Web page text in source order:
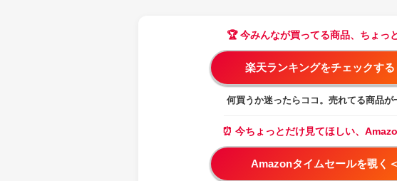
🏆 今みんなが買ってる商品、ちょっ
楽天ランキングをチェックする
何買うか迷ったらココ。売れてる商品が
⏰ 今ちょっとだけ見てほしい、
Amazonタイムセールを覗く